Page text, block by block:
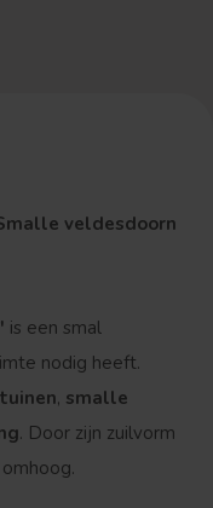
veldesdoorn
is een smal
nodig heeft.
, smalle
. Door zijn zuilvorm